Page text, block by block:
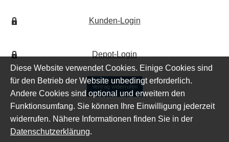
Kunden-Login
Depot-Login
Vertrag widerrufen
Diese Website verwendet Cookies. Einige Cookies sind
für den Betrieb der Website unbedingt erforderlich.
Andere Cookies sind optional und erweitern den
Funktionsumfang. Sie können Ihre Einwilligung jederzeit
widerrufen. Nähere Informationen finden Sie in der
Datenschutzerklärung.